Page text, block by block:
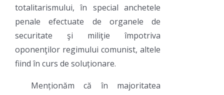
totalitarismului, în special anchetele
penale efectuate de organele de
securitate şi miliţie împotriva
oponenţilor regimului comunist, altele
fiind în curs de soluționare.
Menționăm că în majoritatea